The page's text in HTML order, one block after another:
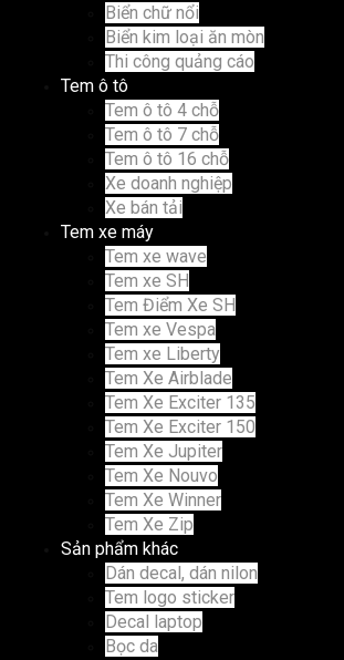
Biển chữ nổi
Biển kim loại ăn mòn
Thi công quảng cáo
Tem ô tô
Tem ô tô 4 chỗ
Tem ô tô 7 chỗ
Tem ô tô 16 chỗ
Xe doanh nghiệp
Xe bán tải
Tem xe máy
Tem xe wave
Tem xe SH
Tem Điểm Xe SH
Tem xe Vespa
Tem xe Liberty
Tem Xe Airblade
Tem Xe Exciter 135
Tem Xe Exciter 150
Tem Xe Jupiter
Tem Xe Nouvo
Tem Xe Winner
Tem Xe Zip
Sản phẩm khác
Dán decal, dán nilon
Tem logo sticker
Decal laptop
Bọc da